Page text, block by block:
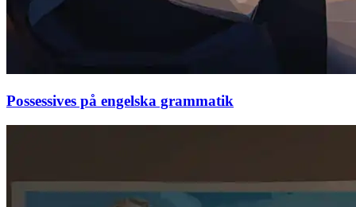
Possessives på engelska grammatik